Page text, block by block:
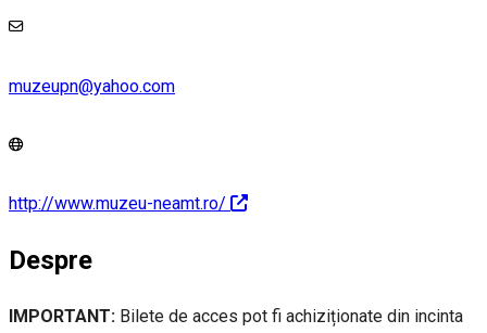
muzeupn@yahoo.com
http://www.muzeu-neamt.ro/
Despre
IMPORTANT: Bilete de acces pot fi achiziționate din incinta